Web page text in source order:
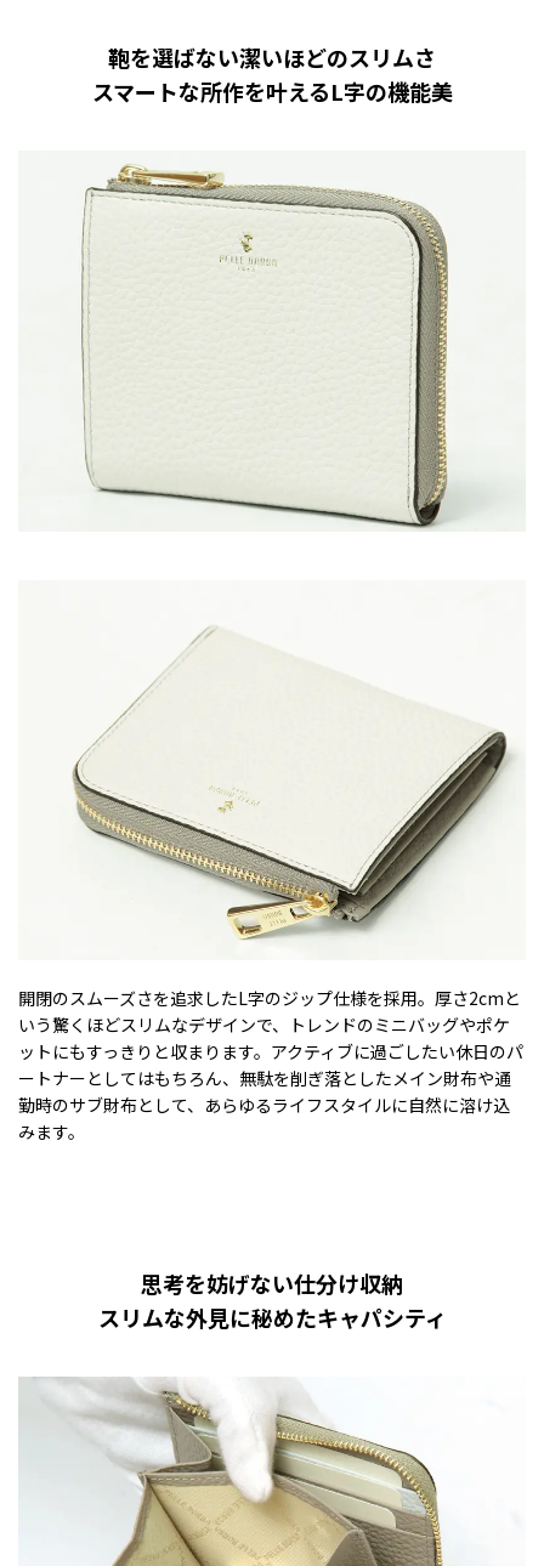
鞄を選ばない潔いほどのスリムさ
スマートな所作を叶えるL字の機能美
開閉のスムーズさを追求したL字のジップ仕様を採用。厚さ2cmと
いう驚くほどスリムなデザインで、トレンドのミニバッグやポケ
ットにもすっきりと収まります。アクティブに過ごしたい休日のパ
ートナーとしてはもちろん、無駄を削ぎ落としたメイン財布や通
勤時のサブ財布として、あらゆるライフスタイルに自然に溶け込
みます。
思考を妨げない仕分け収納
スリムな外見に秘めたキャパシティ